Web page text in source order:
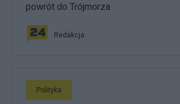
powrót do Trójmorza
Redakcja
Polityka